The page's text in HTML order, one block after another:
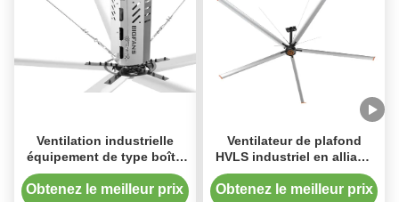
Ventilation industrielle
équipement de type boîte
de vitesses HVLS
Ventilateurs Technologie
Obtenez le meilleur prix
Ventilateur de plafond
HVLS industriel en alliage
d'aluminium de qualité
aérienne
Obtenez le meilleur prix